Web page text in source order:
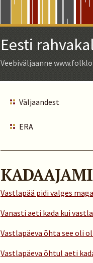
Eesti
Veebiväljaanne
Väljaandest
ERA
Vastlapää pidi valges
Vanasti aeti kada kui
Vastlapäeva õhta see oli
Vastlapäeva õhtul aeti